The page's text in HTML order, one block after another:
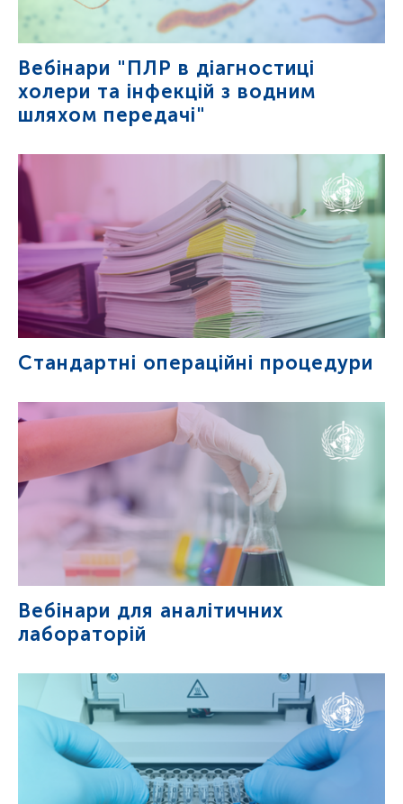
Вебінари "ПЛР в діагностиці
холери та інфекцій з водним
шляхом передачі"
Стандартні операційні процедури
Вебінари для аналітичних
лабораторій